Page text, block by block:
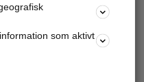
som aktivt